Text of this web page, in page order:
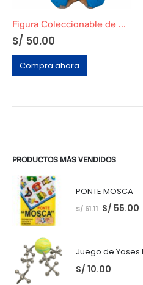
Figura Coleccionable de E.T el extraterrestre »Albornoz Azul»
S/ 50.00
Compra ahora
PRODUCTOS MÁS VENDIDOS
PONTE MOSCA
S/61.11 S/ 55.00
S/ 10.00